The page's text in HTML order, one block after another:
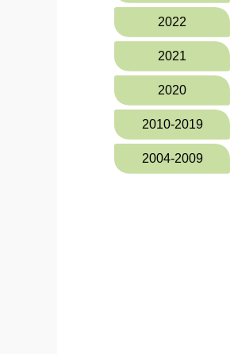
2022
2021
2020
2010-2019
2004-2009